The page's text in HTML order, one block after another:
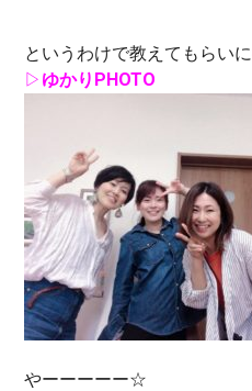
というわけで教えてもらい
▷ ゆかり PHOTO
やーーーーー☆